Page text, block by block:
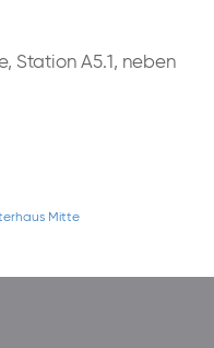
Station A5.1, neben
Mitte